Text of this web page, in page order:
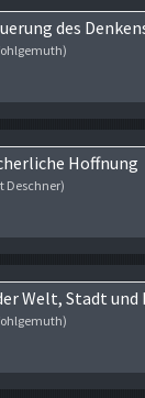
des
Hoffnung
Deschner)
Welt, Stadt und